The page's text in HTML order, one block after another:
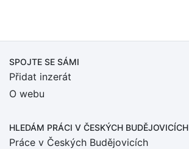
SPOJTE SE SÁMI
Přidat inzerát
O webu
HLEDÁM PRÁCI V ČESKÝCH BUDĚJOVICÍCH
Práce v Českých Budějovicích